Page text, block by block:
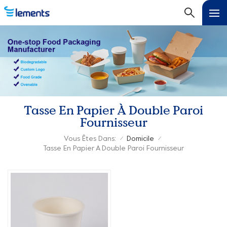
Tasse En Papier À Double Paroi
Fournisseur
Vous Êtes Dans: / Domicile /
Tasse En Papier À Double Paroi Fournisseur